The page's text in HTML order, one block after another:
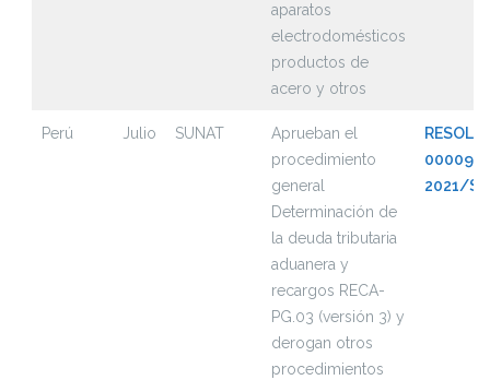
aparatos
electrodomésticos
productos de
acero y otros
Perú Julio SUNAT
Aprueban el
procedimiento
general
Determinación de
la deuda tributaria
aduanera y
recargos RECA-
PG.03 (versión 3) y
derogan otros
procedimientos
000094-
2021/